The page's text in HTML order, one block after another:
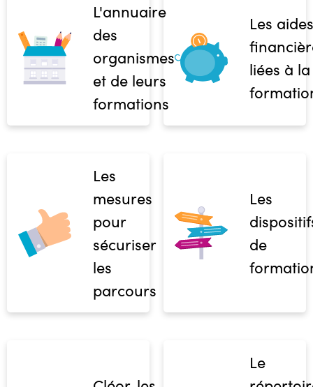
L'annuaire
des
organismes
et de leurs
formations
Les aides
liées à la
Les
mesures
pour
sécuriser
les
parcours
Les
de
Le